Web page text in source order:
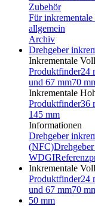
Zubehör
Für inkrementale
allgemein
Archiv
Drehgeber
Inkrementale
Produktfinder24
und 67 mm70
Inkrementale
Produktfinder36
145 mm
Informationen
Drehgeber
(NFC)
WDGI
Inkrementale
Produktfinder24
und 67 mm70
50 mm